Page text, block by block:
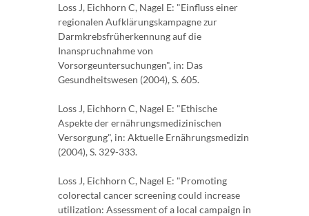
Loss J, Eichhorn C, Nagel E: "Einfluss einer
regionalen Aufklärungskampagne zur
Darmkrebsfrüherkennung auf die
Inanspruchnahme von
Vorsorgeuntersuchungen", in: Das
Gesundheitswesen (2004), S. 605.
Loss J, Eichhorn C, Nagel E: "Ethische
Aspekte der ernährungsmedizinischen
Versorgung", in: Aktuelle Ernährungsmedizin
(2004), S. 329-333.
Loss J, Eichhorn C, Nagel E: "Promoting
colorectal cancer screening could increase
utilization: Assessment of a local campaign in